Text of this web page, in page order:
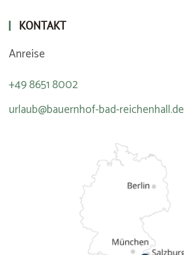
KONTAKT
Anreise
+49 8651 8002
urlaub@bauernhof-bad-reichenhall.de